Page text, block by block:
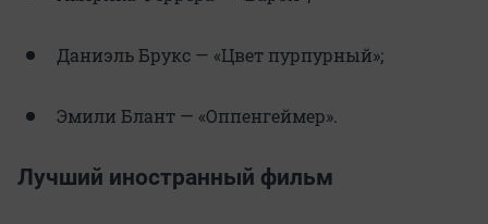
Даниэль Брукс — «Цвет пурпурный»;
Эмили Блант — «Оппенгеймер».
Лучший иностранный фильм